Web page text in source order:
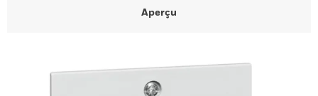
Aperçu